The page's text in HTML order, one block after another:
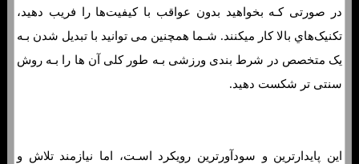
در صورتی کـه بخواهید بدون عواقب با کیفیت‌ها را فریب دهید،
تکنیک‌هاي‌ بالا کار میکنند. شـما همچنین می توانید با تبدیل شدن بـه
یک متخصص در شرط بندی ورزشی بـه طور کلی آن ها را بـه روش
سنتی تر شکست دهید.
این پایدارترین و سودآورترین رویکرد اسـت، اما نیازمند تلاش و